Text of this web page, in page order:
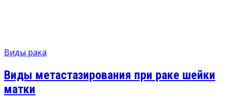
Виды рака
Виды метастазирования при раке шейки
матки